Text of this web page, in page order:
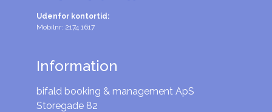
Udenfor kontortid:
Mobilnr: 2174 1617
Information
bifald booking & management ApS
Storegade 82